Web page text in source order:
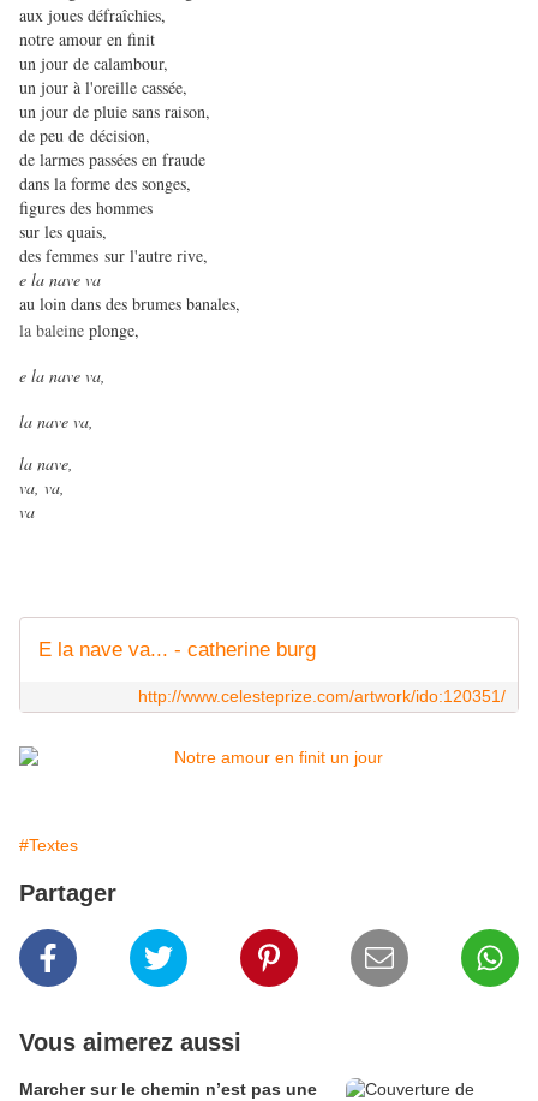
aux joues défraîchies,
notre amour en finit
un jour de calambour,
un jour à l'oreille cassée,
un jour de pluie sans raison,
de peu de décision,
de larmes passées en fraude
dans la forme des songes,
figures des hommes
sur les quais,
des femmes sur l'autre rive,
e la nave va
au loin dans des brumes banales,
la baleine plonge,
e la nave va,
la nave va,
la nave,
va, va,
va
E la nave va... - catherine burg
http://www.celesteprize.com/artwork/ido:120351/
#Textes
Partager
Vous aimerez aussi
Marcher sur le chemin n’est pas une